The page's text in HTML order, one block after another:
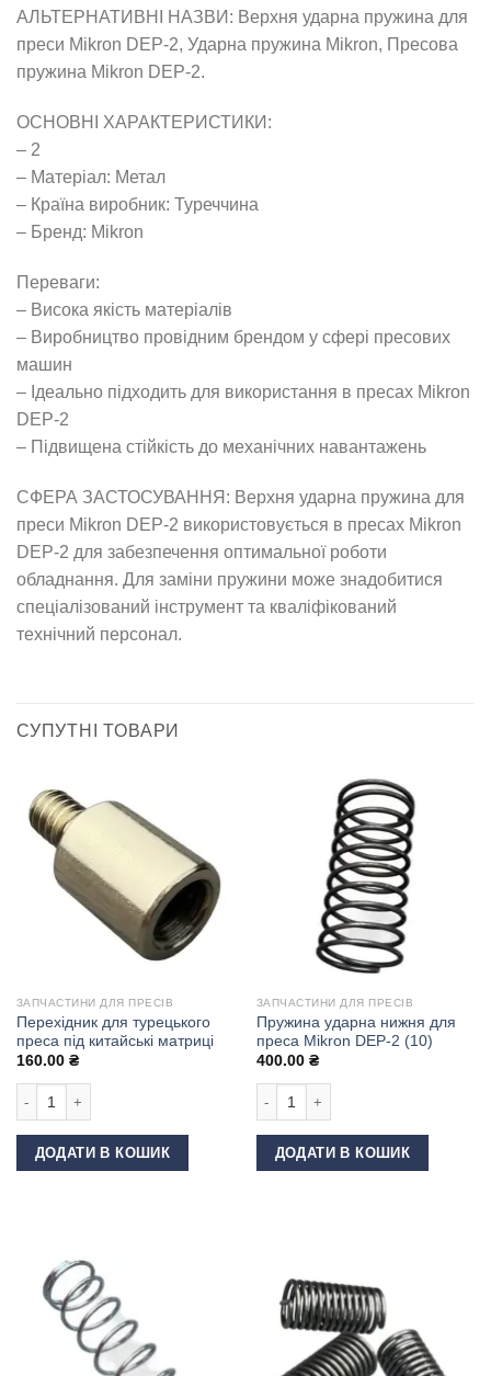
АЛЬТЕРНАТИВНІ НАЗВИ: Верхня ударна пружина для
преси Mikron DEP-2, Ударна пружина Mikron, Пресова
пружина Mikron DEP-2.
ОСНОВНІ ХАРАКТЕРИСТИКИ:
– 2
– Матеріал: Метал
– Країна виробник: Туреччина
– Бренд: Mikron
Переваги:
– Висока якість матеріалів
– Виробництво провідним брендом у сфері пресових
машин
– Ідеально підходить для використання в пресах Mikron
DEP-2
– Підвищена стійкість до механічних навантажень
СФЕРА ЗАСТОСУВАННЯ: Верхня ударна пружина для
преси Mikron DEP-2 використовується в пресах Mikron
DEP-2 для забезпечення оптимальної роботи
обладнання. Для заміни пружини може знадобитися
спеціалізований інструмент та кваліфікований
технічний персонал.
СУПУТНІ ТОВАРИ
ЗАПЧАСТИНИ ДЛЯ ПРЕСІВ
Перехідник для турецького
преса під китайські матриці
160.00 ₴
ДОДАТИ В КОШИК
ЗАПЧАСТИНИ ДЛЯ ПРЕСІВ
Пружина ударна нижня для
преса Mikron DEP-2 (10)
400.00 ₴
ДОДАТИ В КОШИК